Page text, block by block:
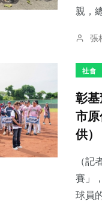
親，
張
社會
彰
市
供）
（記
賽」
球員